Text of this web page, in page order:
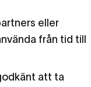
eller
från tid till
att ta